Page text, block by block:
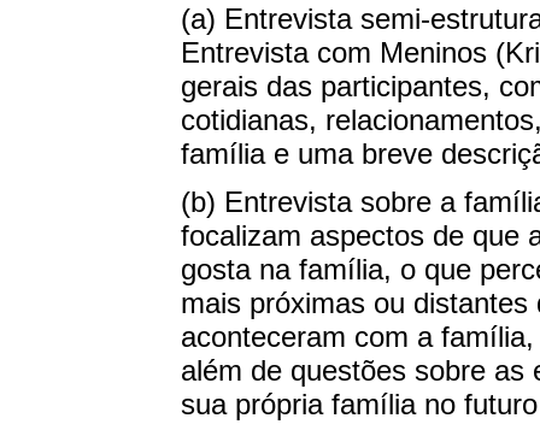
(a) Entrevista semi-
Entrevista com Meninos
gerais das participantes,
cotidianas,
família e uma breve
(b) Entrevista sobre a
focalizam aspectos de que
gosta na família, o que
mais próximas ou
aconteceram com a
além de questões sobre as
sua própria família no